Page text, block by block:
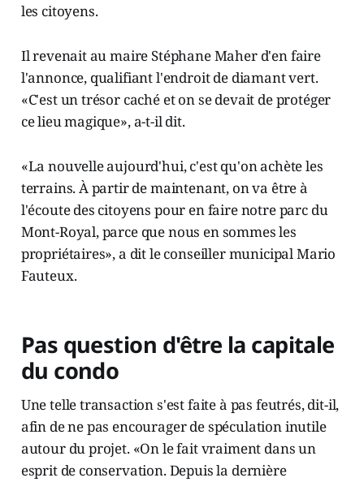
les citoyens.
Il revenait au maire Stéphane Maher d'en faire
l'annonce, qualifiant l'endroit de diamant vert.
«C'est un trésor caché et on se devait de protéger
ce lieu magique», a-t-il dit.
«La nouvelle aujourd'hui, c'est qu'on achète les
terrains. À partir de maintenant, on va être à
l'écoute des citoyens pour en faire notre parc du
Mont-Royal, parce que nous en sommes les
propriétaires», a dit le conseiller municipal Mario
Fauteux.
Pas question d'être la capitale
du condo
Une telle transaction s'est faite à pas feutrés, dit-il,
afin de ne pas encourager de spéculation inutile
autour du projet. «On le fait vraiment dans un
esprit de conservation. Depuis la dernière